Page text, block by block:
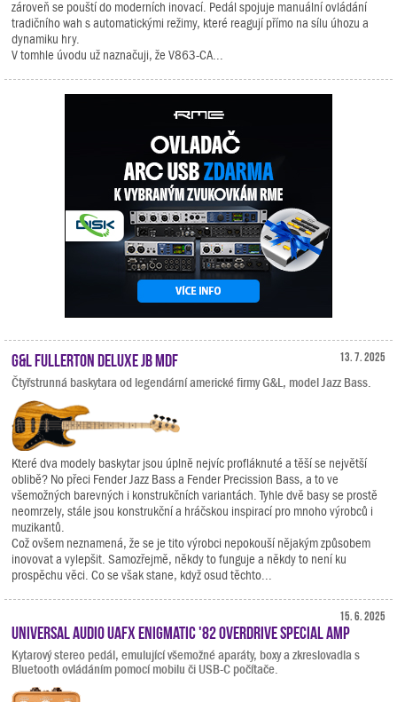
zároveň se pouští do moderních inovací. Pedál spojuje manuální ovládání
tradičního wah s automatickými režimy, které reagují přímo na sílu úhozu a
dynamiku hry.
V tomhle úvodu už naznačuji, že V863-CA...
13. 7. 2025
G&L Fullerton Deluxe JB MDF
Čtyřstrunná baskytara od legendární americké firmy G&L, model Jazz Bass.
Které dva modely baskytar jsou úplně nejvíc profláknuté a těší se největší
oblibě? No přeci Fender Jazz Bass a Fender Precission Bass, a to ve
všemožných barevných i konstrukčních variantách. Tyhle dvě basy se prostě
neomrzely, stále jsou konstrukční a hráčskou inspirací pro mnoho výrobců i
muzikantů.
Což ovšem neznamená, že se je tito výrobci nepokouší nějakým způsobem
inovovat a vylepšit. Samozřejmě, někdy to funguje a někdy to není ku
prospěchu věci. Co se však stane, když osud těchto...
15. 6. 2025
Universal Audio UAFX Enigmatic '82 Overdrive Special Amp
Kytarový stereo pedál, emulující všemožné aparáty, boxy a zkreslovadla s
Bluetooth ovládáním pomocí mobilu či USB-C počítače.